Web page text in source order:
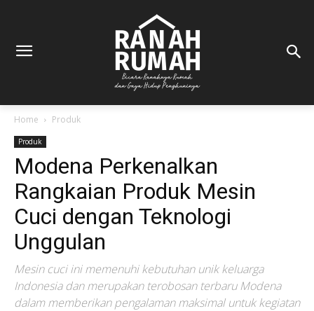
Home Produk
Produk
Modena Perkenalkan
Rangkaian Produk Mesin
Cuci dengan Teknologi
Unggulan
Mesin cuci ini memenuhi kebutuhan unik keluarga
Indonesia dan merupakan terobosan terbaru Modena
dalam memberikan pengalaman maksimal untuk kegiatan